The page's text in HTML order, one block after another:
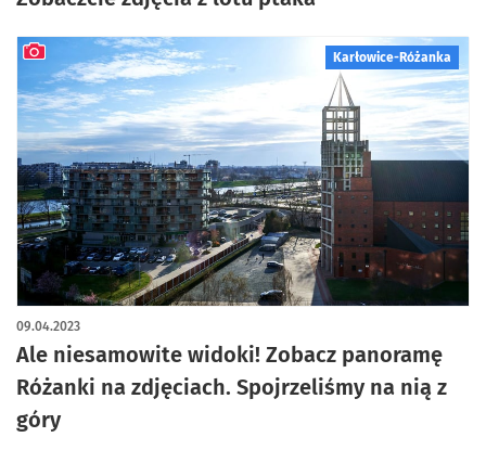
Karłowice-Różanka
Ale niesamowite widoki! Zobacz panoramę
Różanki na zdjęciach. Spojrzeliśmy na nią z
góry
09.04.2023
artykuł z galerią zdjęć